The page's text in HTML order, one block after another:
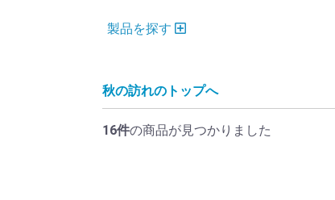
製品を探す
秋の訪れのトップへ
16件の商品が見つかりました